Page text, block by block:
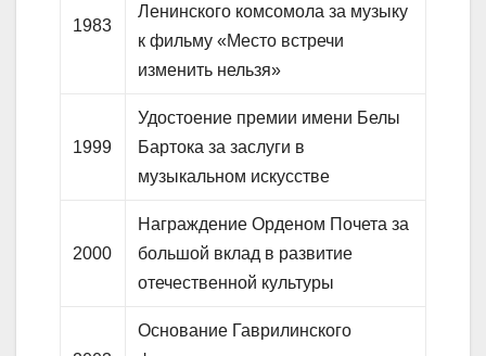
1983
Ленинского комсомола за музыку
к фильму «Место встречи
изменить нельзя»
1999
Удостоение премии имени Белы
Бартока за заслуги в
музыкальном искусстве
2000
Награждение Орденом Почета за
большой вклад в развитие
отечественной культуры
Основание Гаврилинского